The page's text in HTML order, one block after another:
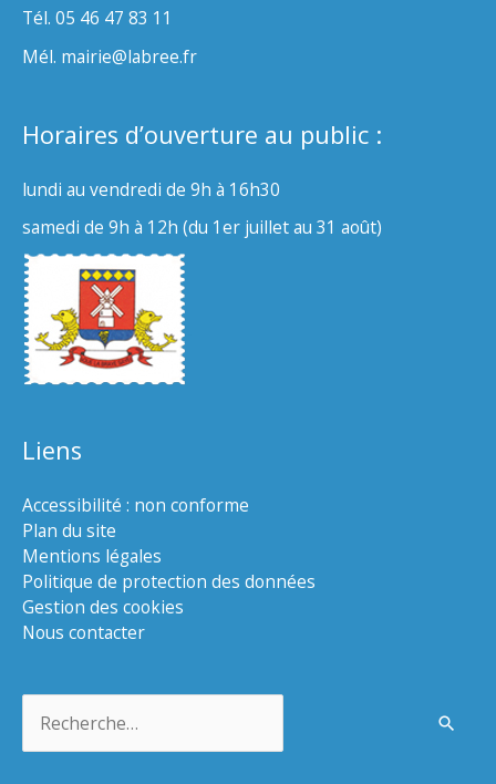
Tél. 05 46 47 83 11
Mél. mairie@labree.fr
Horaires d’ouverture au public :
lundi au vendredi de 9h à 16h30
samedi de 9h à 12h (du 1er juillet au 31 août)
Liens
Accessibilité : non conforme
Plan du site
Mentions légales
Politique de protection des données
Gestion des cookies
Nous contacter